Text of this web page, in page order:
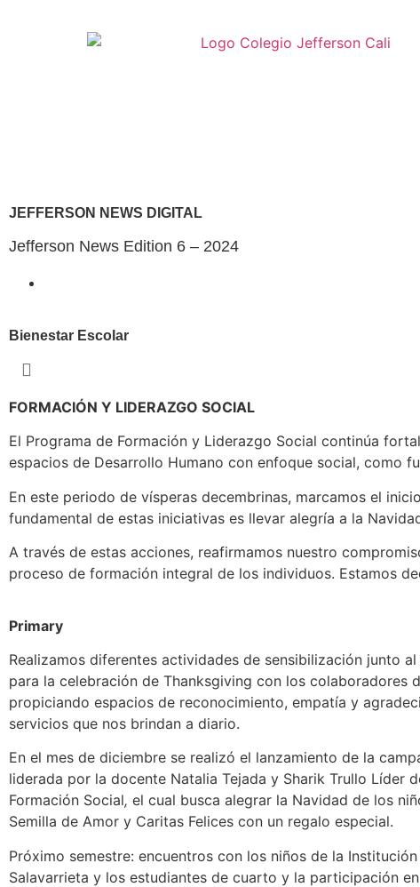
JEFFERSON NEWS DIGITAL
Jefferson News Edition 6 – 2024
Bienestar Escolar
FORMACIÓN Y LIDERAZGO SOCIAL
El Programa de Formación y Liderazgo Social continúa
espacios de Desarrollo Humano con enfoque social, como
En este periodo de vísperas decembrinas, marcamos el
fundamental de estas iniciativas es llevar alegría a la
A través de estas acciones, reafirmamos nuestro
proceso de formación integral de los individuos. Estamos
Primary
Realizamos diferentes actividades de sensibilización junto
para la celebración de Thanksgiving con los colaboradores
propiciando espacios de reconocimiento, empatía y
servicios que nos brindan a diario.
En el mes de diciembre se realizó el lanzamiento de la
liderada por la docente Natalia Tejada y Sharik Trullo Líder
Formación Social, el cual busca alegrar la Navidad de los
Semilla de Amor y Caritas Felices con un regalo especial.
Próximo semestre: encuentros con los niños de la
Salavarrieta y los estudiantes de cuarto y la participación